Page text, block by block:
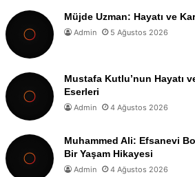
Müjde Uzman: Hayatı ve
Admin 5 Ağustos 2026
Mustafa Kutlu’nun Hayatı
Eserleri
Admin 4 Ağustos 2026
Muhammed Ali: Efsanevi
Bir Yaşam Hikayesi
Admin 4 Ağustos 2026